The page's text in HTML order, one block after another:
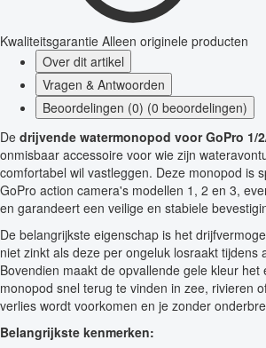
Kwaliteitsgarantie Alleen originele producten
Over dit artikel
Vragen & Antwoorden
Beoordelingen (0) (0 beoordelingen)
De drijvende watermonopod voor GoPro 1/
onmisbaar accessoire voor wie zijn
comfortabel wil vastleggen. Deze monopod is
GoPro action camera's modellen 1, 2 en 3,
en garandeert een veilige en stabiele
De belangrijkste eigenschap is het
niet zinkt als deze per ongeluk losraakt tijdens
Bovendien maakt de opvallende gele kleur het
monopod snel terug te vinden in zee, rivieren
verlies wordt voorkomen en je zonder
Belangrijkste kenmerken: